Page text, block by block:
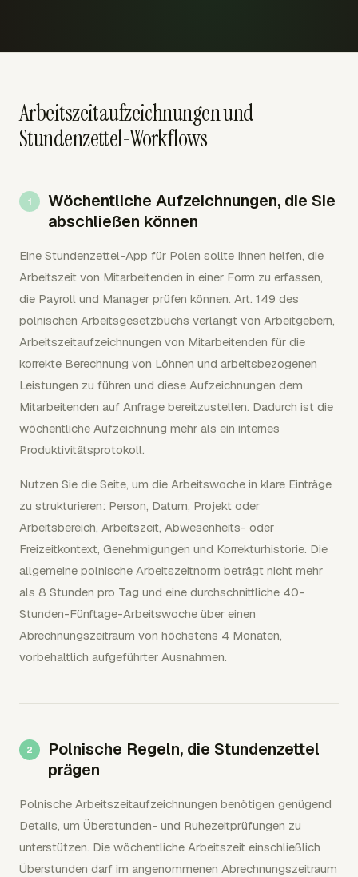
Arbeitszeitaufzeichnungen und
Stundenzettel-Workflows
Wöchentliche Aufzeichnungen, die Sie
abschließen können
Eine Stundenzettel-App für Polen sollte Ihnen helfen, die
Arbeitszeit von Mitarbeitenden in einer Form zu erfassen,
die Payroll und Manager prüfen können. Art. 149 des
polnischen Arbeitsgesetzbuchs verlangt von Arbeitgebern,
Arbeitszeitaufzeichnungen von Mitarbeitenden für die
korrekte Berechnung von Löhnen und arbeitsbezogenen
Leistungen zu führen und diese Aufzeichnungen dem
Mitarbeitenden auf Anfrage bereitzustellen. Dadurch ist die
wöchentliche Aufzeichnung mehr als ein internes
Produktivitätsprotokoll.
Nutzen Sie die Seite, um die Arbeitswoche in klare Einträge
zu strukturieren: Person, Datum, Projekt oder
Arbeitsbereich, Arbeitszeit, Abwesenheits- oder
Freizeitkontext, Genehmigungen und Korrekturhistorie. Die
allgemeine polnische Arbeitszeitnorm beträgt nicht mehr
als 8 Stunden pro Tag und eine durchschnittliche 40-
Stunden-Fünftage-Arbeitswoche über einen
Abrechnungszeitraum von höchstens 4 Monaten,
vorbehaltlich aufgeführter Ausnahmen.
Polnische Regeln, die Stundenzettel
prägen
Polnische Arbeitszeitaufzeichnungen benötigen genügend
Details, um Überstunden- und Ruhezeitprüfungen zu
unterstützen. Die wöchentliche Arbeitszeit einschließlich
Überstunden darf im angenommenen Abrechnungszeitraum